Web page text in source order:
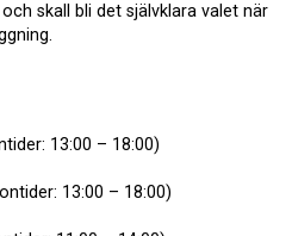
skall bli det självklara valet när
13:00 – 18:00)
13:00 – 18:00)